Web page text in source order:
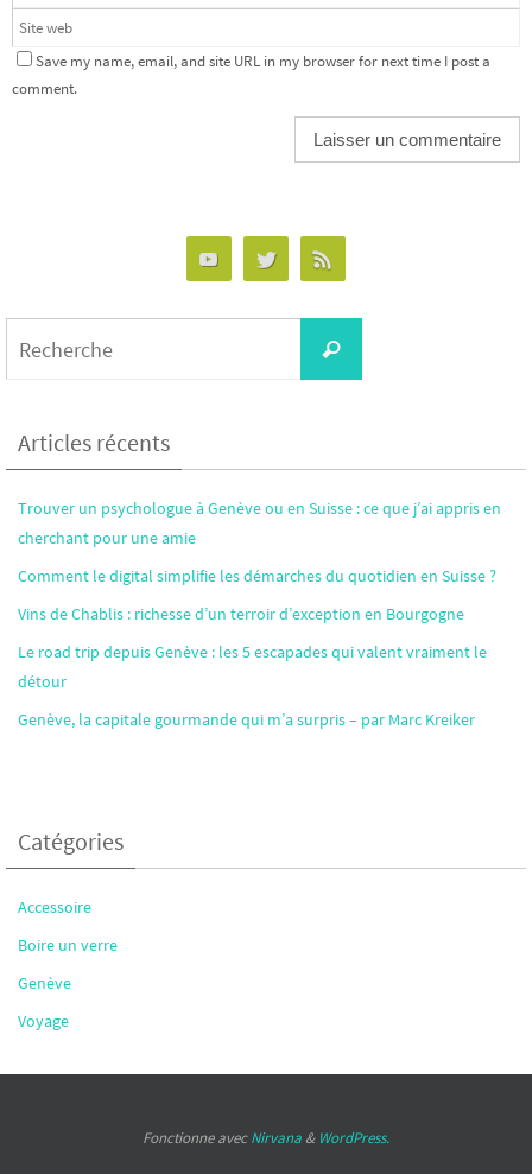
Save my name, email, and site URL in my browser for next time I post a
comment.
Recherche
Articles récents
Trouver un psychologue à Genève ou en Suisse : ce que j’ai appris en
cherchant pour une amie
Comment le digital simplifie les démarches du quotidien en Suisse ?
Vins de Chablis : richesse d’un terroir d’exception en Bourgogne
Le road trip depuis Genève : les 5 escapades qui valent vraiment le
détour
Genève, la capitale gourmande qui m’a surpris – par Marc Kreiker
Catégories
Accessoire
Boire un verre
Genève
Voyage
Fonctionne avecNirvana & WordPress.